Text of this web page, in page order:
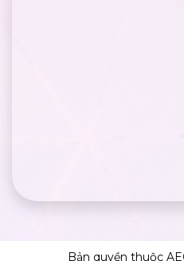
Bản quyền thuộc